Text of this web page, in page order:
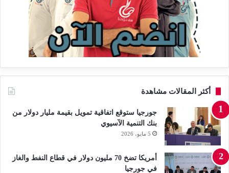
أكثر المقالات مشاهدة
جورجيا ستوقع اتفاقية تمويل بقيمة مليار دولار من
بنك التنمية الآسيوي
5 مايو، 2026
أمريكا تضخ 70 مليون دولار في قطاع النفط والغاز
في جورجيا